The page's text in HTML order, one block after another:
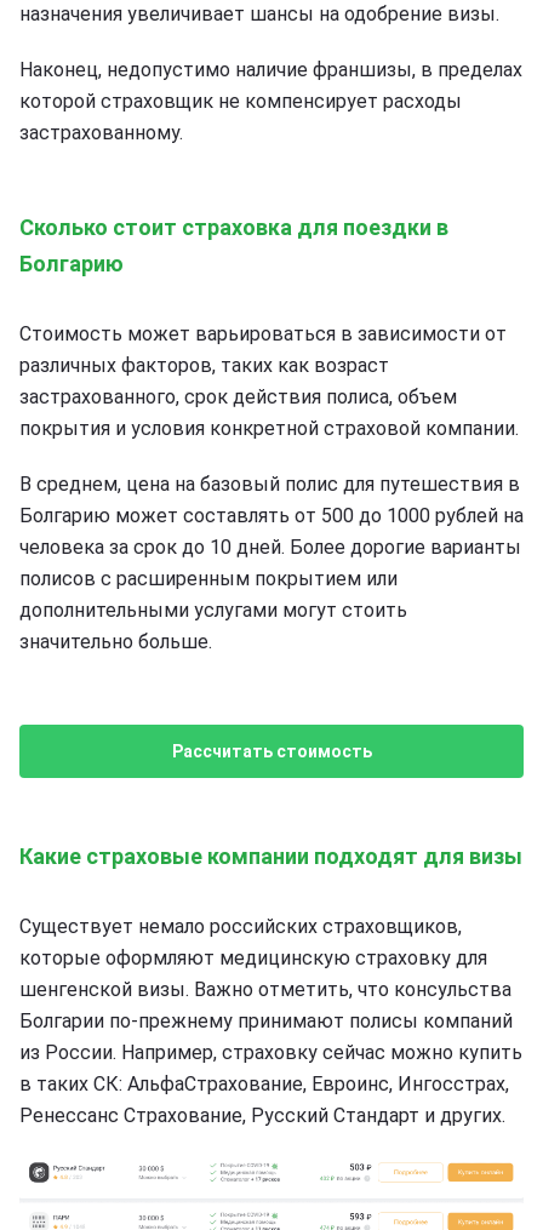
назначения увеличивает шансы на одобрение визы.
Наконец, недопустимо наличие франшизы, в пределах
которой страховщик не компенсирует расходы
застрахованному.
Сколько стоит страховка для поездки в
Болгарию
Стоимость может варьироваться в зависимости от
различных факторов, таких как возраст
застрахованного, срок действия полиса, объем
покрытия и условия конкретной страховой компании.
В среднем, цена на базовый полис для путешествия в
Болгарию может составлять от 500 до 1000 рублей на
человека за срок до 10 дней. Более дорогие варианты
полисов с расширенным покрытием или
дополнительными услугами могут стоить
значительно больше.
Рассчитать стоимость
Какие страховые компании подходят для визы
Существует немало российских страховщиков,
которые оформляют медицинскую страховку для
шенгенской визы. Важно отметить, что консульства
Болгарии по-прежнему принимают полисы компаний
из России. Например, страховку сейчас можно купить
в таких СК: АльфаСтрахование, Евроинс, Ингосстрах,
Ренессанс Страхование, Русский Стандарт и других.